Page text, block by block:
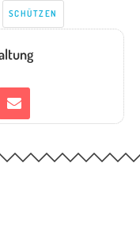
SCHÜTZEN